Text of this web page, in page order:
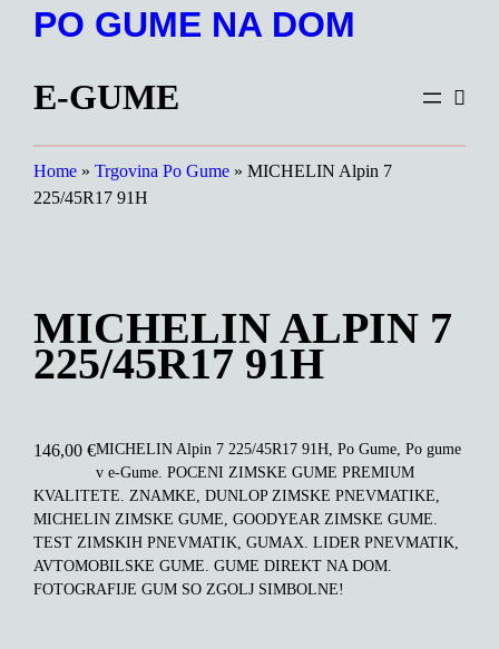
PreskočiPO GUME NA DOM
E-GUME
Home » Trgovina Po Gume » MICHELIN Alpin 7
225/45R17 91H
MICHELIN ALPIN 7
225/45R17 91H
146,00 €MICHELIN Alpin 7 225/45R17 91H, Po Gume, Po gume
v e-Gume. POCENI ZIMSKE GUME PREMIUM
KVALITETE. ZNAMKE, DUNLOP ZIMSKE PNEVMATIKE,
MICHELIN ZIMSKE GUME, GOODYEAR ZIMSKE GUME.
TEST ZIMSKIH PNEVMATIK, GUMAX. LIDER PNEVMATIK,
AVTOMOBILSKE GUME. GUME DIREKT NA DOM.
FOTOGRAFIJE GUM SO ZGOLJ SIMBOLNE!